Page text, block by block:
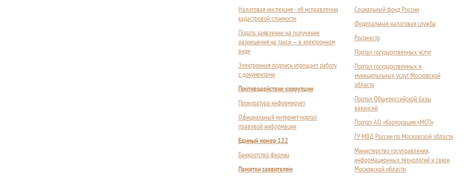
Налоговая инспекция - об исправлении
кадастровой стоимости
Подать заявление на получение
разрешения на такси — в электронном
виде
Электронная подпись упрощает работу
с документами
Противодействие коррупции
Прокуратура информирует
Официальный интернет-портал
правовой информации
Единый номер 122
Банкротство физлиц
Памятки заявителям
Социальный фонд России
Федеральная налоговая служба
Росреестр
Портал государственных услуг
Портал государственных и
муниципальных услуг Московской
области
Портал Общероссийской базы
вакансий
Портал АО «Корпорация «МСП»
ГУ МВД России по Московской области
Министерство госуправления,
информационных технологий и связи
Московской области